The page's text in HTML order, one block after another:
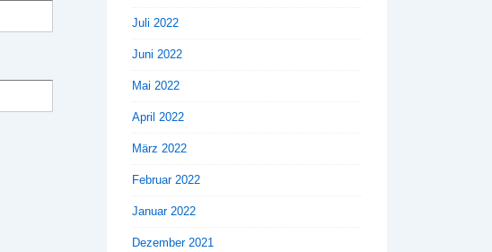
Juli 2022
Juni 2022
Mai 2022
April 2022
März 2022
Februar 2022
Januar 2022
Dezember 2021